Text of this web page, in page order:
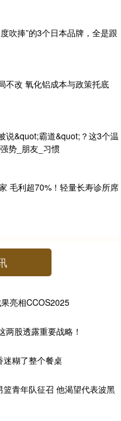
吹捧”的3个日本品牌，全是跟
不改 氧化铝成本与政策托底
说&quot;霸道&quot;？这3个温
势_朋友_习惯
毛利超70%！轻量长寿诊所席
亮相CCOS2025
股透露重要战略！
糊了整个餐桌
青年队征召 他渴望代表波黑